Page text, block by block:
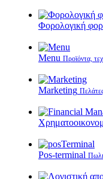
Φορολογική
Menu Προϊόντα,
Marketing
Pos-terminal